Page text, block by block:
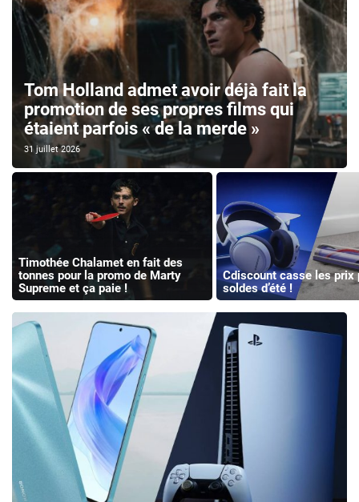
Tom Holland admet avoir déjà fait la
promotion de ses propres films qui
étaient parfois « de la merde »
31 juillet 2026
Timothée Chalamet en fait des
tonnes pour la promo de Marty
Supreme et ça paie !
Cdiscount casse les prix
soldes d’été !